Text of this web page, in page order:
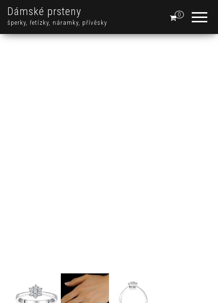
Dámské prsteny
šperky, řetízky, náramky, přívěsky
0